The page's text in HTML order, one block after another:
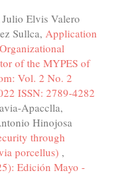
Elvis Valero
Sullca, Application
of the MYPES of
Vol. 2 No. 2
ISSN: 2789-4282
Apacclla,
Hinojosa
through
porcellus) ,
Edición Mayo -